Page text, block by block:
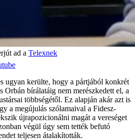
ad a Telexnek
ugyan kerülte, hogy a pártjából konkrét
Orbán bírálatáig nem merészkedett el, a
többségétől. Ez alapján akár azt is
a megújulás szólamaival a Fidesz-
újrapozicionálni magát a vereséget
végül úgy sem tették befutó
teljesen átalakították.